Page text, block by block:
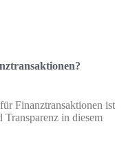
Finanztransaktionen ist
in diesem